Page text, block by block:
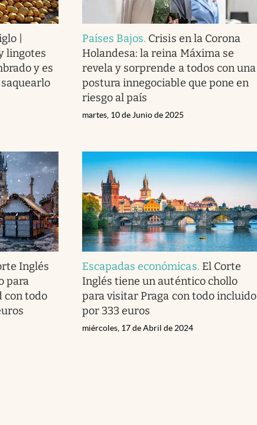
|
lingotes
y es
Países Bajos. Crisis en la Corona
Holandesa: la reina Máxima se
revela y sorprende a todos con una
postura innegociable que pone en
riesgo al país
martes, 10 de Junio de 2025
Inglés
para
con todo
Escapadas económicas. El Corte
Inglés tiene un auténtico chollo
para visitar Praga con todo incluido
por 333 euros
miércoles, 17 de Abril de 2024